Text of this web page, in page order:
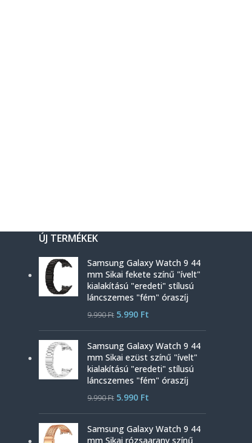
ÚJ TERMÉKEK
Samsung Galaxy Watch 9 44
mm Sikai fekete színű "ívelt"
kialakítású "eredeti" stílusú
láncszemes "fém" óraszíj
9.990Ft 5.990 Ft
Samsung Galaxy Watch 9 44
mm Sikai ezüst színű "ívelt"
kialakítású "eredeti" stílusú
láncszemes "fém" óraszíj
9.990Ft 5.990 Ft
Samsung Galaxy Watch 9 44
mm Sikai rózsaarany színű